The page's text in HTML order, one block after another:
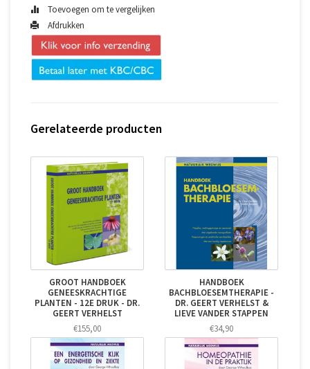
Toevoegen om te vergelijken
Afdrukken
Gerelateerde producten
GROOT HANDBOEK
GENEESKRACHTIGE
PLANTEN - 12E DRUK - DR.
GEERT VERHELST
€155,00
HANDBOEK
BACHBLOESEMTHERAPIE -
DR. GEERT VERHELST &
LIEVE VANDER STAPPEN
€34,90